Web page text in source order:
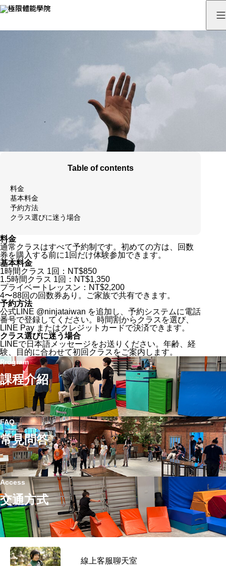
Table of contents
料金
基本料金
予約方法
クラス選びに迷う場合
料金
通常クラスはすべて予約制です。初めての方は、回数
券を購入する前に1回だけ体験参加できます。
基本料金
1時間クラス 1回：NT$850
1.5時間クラス 1回：NT$1,350
プライベートレッスン：NT$2,200
4〜88回の回数券あり。ご家族で共有できます。
予約方法
公式LINE @ninjataiwan を追加し、予約システムに電話
番号で登録してください。時間割からクラスを選び、
LINE Pay またはクレジットカードで決済できます。
クラス選びに迷う場合
LINEで日本語メッセージをお送りください。年齢、経
験、目的に合わせて初回クラスをご案内します。
Program
課程介紹
FAQ
常見問答
Access
交通方式
線上客服聊天室